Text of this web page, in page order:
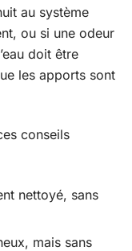
au système
ou si une odeur
doit être
les apports sont
conseils
nettoyé, sans
mais sans